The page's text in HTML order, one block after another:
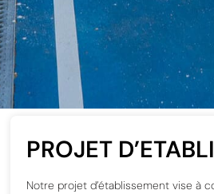
PROJET
Notre projet d’établissement vise à